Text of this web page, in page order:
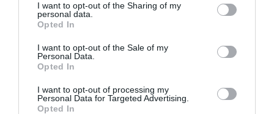
I want to opt-out of the Sharing of my
personal data.
Opted In
I want to opt-out of the Sale of my
Personal Data.
Opted In
I want to opt-out of processing my
Personal Data for Targeted Advertising.
Opted In
Ακολουθήστε το Culturenow.gr
Σχετικά Άρθρα